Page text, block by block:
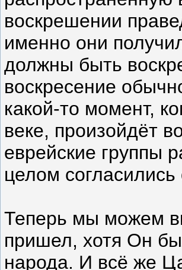
воскрешении
именно они
должны быть
воскресение
какой-то момент,
веке, произойдёт
еврейские группы
целом
Теперь мы можем
пришел, хотя Он
народа. И всё же